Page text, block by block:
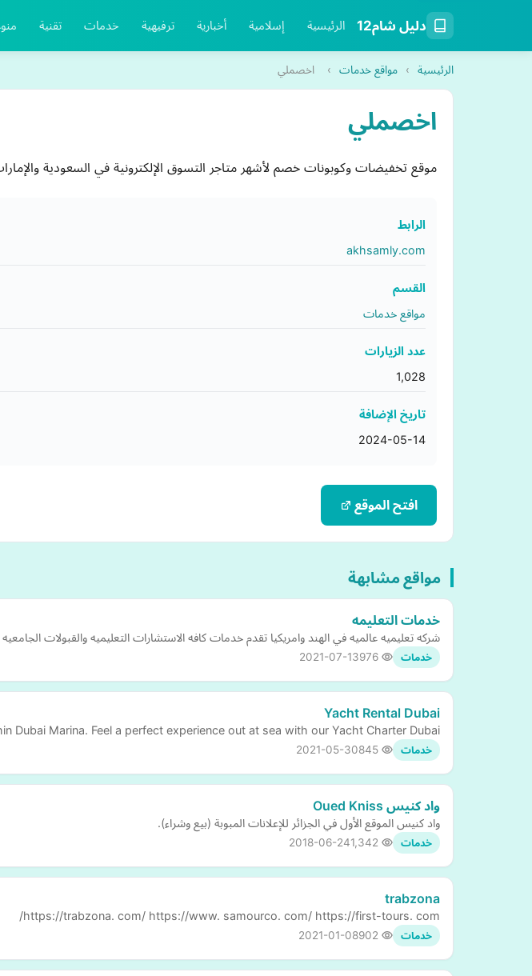
دليل شام12 الرئيسية إسلامية أخبارية ترفيهية خدمات تقنية
الرئيسية › مواقع خدمات › اخصملي
اخصملي
موقع تخفيضات وكوبونات خصم لأشهر متاجر التسوق الإلكترونية في السعودية
الرابط
akhsamly.com
القسم
مواقع خدمات
عدد الزيارات
1,028
تاريخ الإضافة
2024-05-14
افتح الموقع
مواقع مشابهة
خدمات التعليمه
شركه تعليميه عالميه في الهند وامريكيا تقدم خدمات كافه الاستشارات التعليميه والقبولات
خدمات 2021-07-13
Yacht Rental Dubai
Dubai Marina. Feel a perfect experience out at sea with our Yacht Charter Dubai.
خدمات 2021-05-30
واد كنيس Oued Kniss
واد كنيس الموقع الأول في الجزائر للإعلانات المبوبة (بيع وشراء).
خدمات 2018-06-24
trabzona
https://trabzona. com/ https://www. samourco. com/ https://first-tours. com/
خدمات 2021-01-08